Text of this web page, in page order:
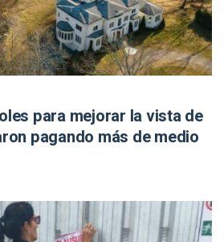
para mejorar la vista de
pagando más de medio